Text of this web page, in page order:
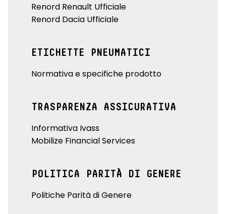
Renord Renault Ufficiale
Renord Dacia Ufficiale
ETICHETTE PNEUMATICI
Normativa e specifiche prodotto
TRASPARENZA ASSICURATIVA
Informativa Ivass
Mobilize Financial Services
POLITICA PARITÀ DI GENERE
Politiche Parità di Genere